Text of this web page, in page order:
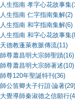
人生指南 孝字心花故事集
人生指南 仁字指南集解(2)
人生指南 和字指南集解(6)
人生指南 和字心花故事集
天德教蓬萊教脈傳流(11)
師尊蕭昌明大宗師聖蹟(16)
師尊蕭昌明大宗師著述(10)
師尊120年聖誕特刊(36)
師公笛卿夫子行誼‧論著(29)
大覺導師秦淑德之信願行